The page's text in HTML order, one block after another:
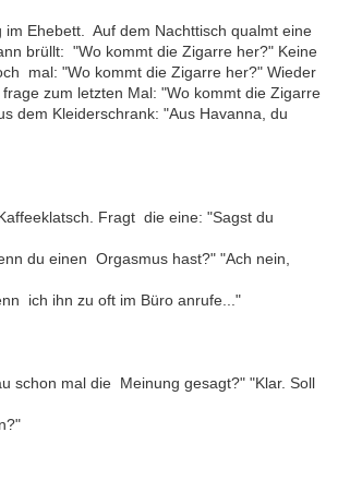
im Ehebett. Auf dem Nachttisch qualmt eine
brüllt: "Wo kommt die Zigarre her?" Keine
mal: "Wo kommt die Zigarre her?" Wieder
zum letzten Mal: "Wo kommt die Zigarre
dem Kleiderschrank: "Aus Havanna, du
Fragt die eine: "Sagst du
du einen Orgasmus hast?" "Ach nein,
ich ihn zu oft im Büro anrufe..."
schon mal die Meinung gesagt?" "Klar. Soll